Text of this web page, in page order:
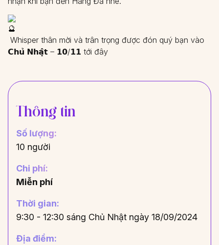
Whisper thân mời và trân trọng được đón quý bạn vào
𝗖𝗵𝘂̉ 𝗡𝗵𝗮̣̂𝘁 – 𝟭𝟬/𝟭𝟭 tới đây
Thông tin
Số lượng:
10 người
Chi phí:
Miễn phí
Thời gian:
9:30 - 12:30 sáng Chủ Nhật ngày 18/09/2024
Địa điểm: